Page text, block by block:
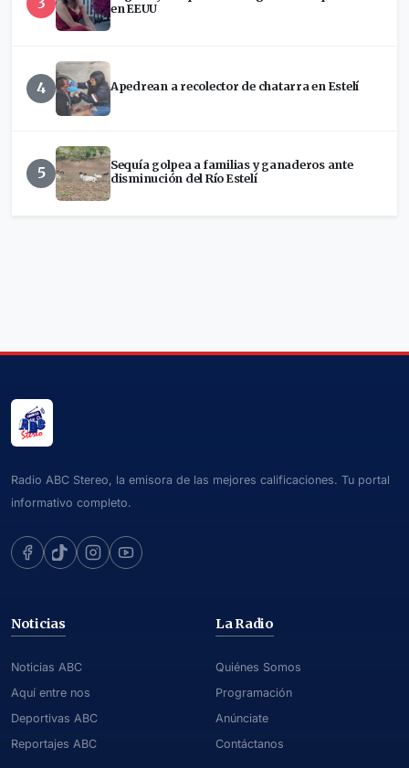
en EEUU
4 Apedrean a recolector de chatarra en Estelí
5
Sequía golpea a familias y ganaderos ante
disminución del Río Estelí
Radio ABC Stereo, la emisora de las mejores calificaciones. Tu portal
informativo completo.
Noticias
Noticias ABC
Aquí entre nos
Deportivas ABC
Reportajes ABC
La Radio
Quiénes Somos
Programación
Anúnciate
Contáctanos